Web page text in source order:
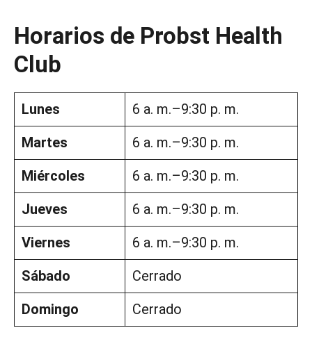
Horarios de Probst Health
Club
Lunes
6 a. m.–9:30 p. m.
Martes
6 a. m.–9:30 p. m.
Miércoles
6 a. m.–9:30 p. m.
Jueves
6 a. m.–9:30 p. m.
Viernes
6 a. m.–9:30 p. m.
Sábado
Cerrado
Domingo
Cerrado